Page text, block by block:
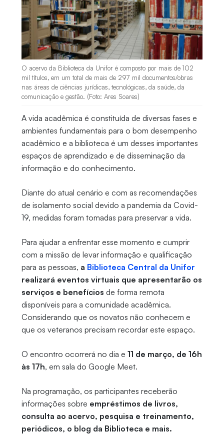
O acervo da Biblioteca da Unifor é composto por mais de 102
mil títulos, em um total de mais de 297 mil documentos/obras
nas áreas de ciências jurídicas, tecnológicas, da saúde, da
comunicação e gestão. (Foto: Ares Soares)
A vida acadêmica é constituída de diversas fases e
ambientes fundamentais para o bom desempenho
acadêmico e a biblioteca é um desses importantes
espaços de aprendizado e de disseminação da
informação e do conhecimento.
Diante do atual cenário e com as recomendações
de isolamento social devido a pandemia da Covid-
19, medidas foram tomadas para preservar a vida.
Para ajudar a enfrentar esse momento e cumprir
com a missão de levar informação e qualificação
para as pessoas, a Biblioteca Central da Unifor
realizará eventos virtuais que apresentarão os
serviços e benefícios de forma remota
disponíveis para a comunidade acadêmica.
Considerando que os novatos não conhecem e
que os veteranos precisam recordar este espaço.
O encontro ocorrerá no dia e 11 de março, de 16h
às 17h, em sala do Google Meet.
Na programação, os participantes receberão
informações sobre empréstimos de livros,
consulta ao acervo, pesquisa e treinamento,
periódicos, o blog da Biblioteca e mais.